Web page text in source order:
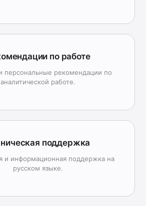
по работе
персональные рекомендации по
аналитической работе.
поддержка
и информационная поддержка на
русском языке.